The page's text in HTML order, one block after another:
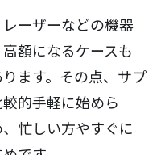
ーザーなどの機器
額になるケースも
ます。その点、サプ
的手軽に始めら
忙しい方やすぐに